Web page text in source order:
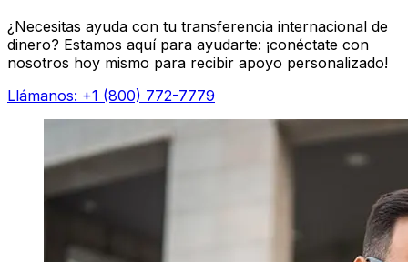
¿Necesitas ayuda con tu transferencia internacional de
dinero? Estamos aquí para ayudarte: ¡conéctate con
nosotros hoy mismo para recibir apoyo personalizado!
Llámanos: +1 (800) 772-7779